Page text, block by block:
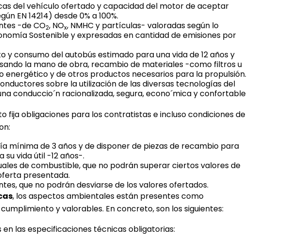
del vehículo ofertado y capacidad del motor de aceptar
EN 14214) desde 0% a 100%.
-de CO2, NOx, NMHC y partículas- valoradas según lo
Sostenible y expresadas en cantidad de emisiones por
y consumo del autobús estimado para una vida de 12 años y
la mano de obra, recambio de materiales -como filtros u
energético y de otros productos necesarios para la propulsión.
sobre la utilización de las diversas tecnologías del
conduccio´n racionalizada, segura, econo´mica y confortable
fija obligaciones para los contratistas e incluso condiciones de
mínima de 3 años y de disponer de piezas de recambio para
su vida útil -12 años-.
de combustible, que no podrán superar ciertos valores de
presentada.
que no podrán desviarse de los valores ofertados.
, los aspectos ambientales están presentes como
y valorables. En concreto, son los siguientes:
en las especificaciones técnicas obligatorias: